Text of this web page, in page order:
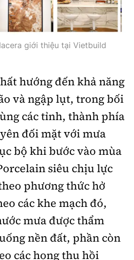
giới thiệu tại Vietbuild
hướng đến khả năng
và ngập lụt, trong bối
các tỉnh, thành phía
đối mặt với mưa
bộ khi bước vào mùa
siêu chịu lực
phương thức hở
các khe mạch đó,
mưa được thẩm
nền đất, phần còn
các họng thu hồi